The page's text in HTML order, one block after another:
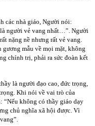
các nhà giáo, Người nói:
người vẻ vang nhất…”. Người
nặng nề nhưng rất vẻ vang.
mẫu về mọi mặt, không
chính trị, phải ra sức đoàn kết
là người đạo cao, đức trọng,
Khi nói về vai trò của
không có thầy giáo dạy
chủ nghĩa xã hội được. Vì